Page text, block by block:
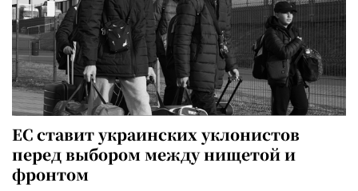
ЕС ставит украинских уклонистов
перед выбором между нищетой и
фронтом